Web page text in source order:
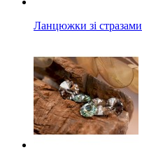
Ланцюжки зі стразами